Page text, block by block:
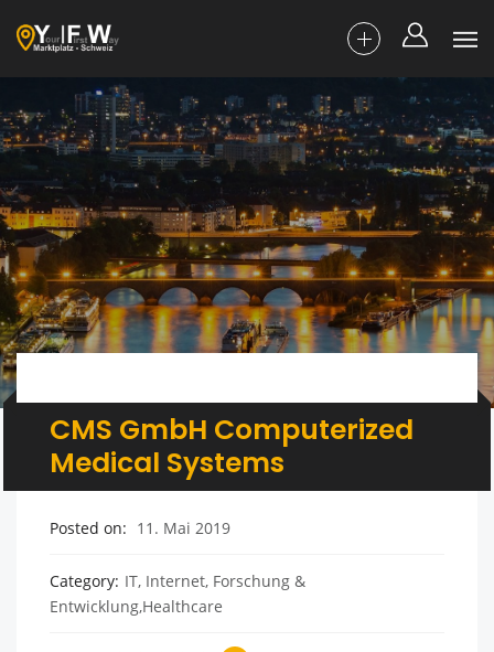
CMS GmbH Computerized
Medical Systems
Posted on 11. Mai 2019
Category IT, Internet, Forschung &
Entwicklung,Healthcare